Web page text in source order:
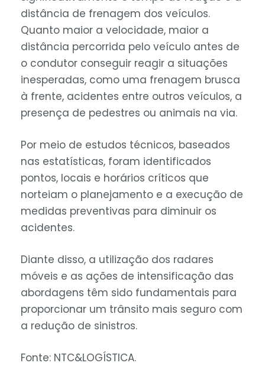
distância de frenagem dos veículos.
Quanto maior a velocidade, maior a
distância percorrida pelo veículo antes de
o condutor conseguir reagir a situações
inesperadas, como uma frenagem brusca
à frente, acidentes entre outros veículos, a
presença de pedestres ou animais na via.
Por meio de estudos técnicos, baseados
nas estatísticas, foram identificados
pontos, locais e horários críticos que
norteiam o planejamento e a execução de
medidas preventivas para diminuir os
acidentes.
Diante disso, a utilização dos radares
móveis e as ações de intensificação das
abordagens têm sido fundamentais para
proporcionar um trânsito mais seguro com
a redução de sinistros.
Fonte: NTC&LOGÍSTICA.